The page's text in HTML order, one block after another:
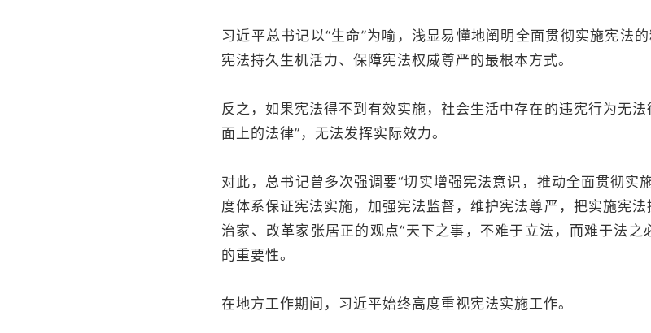
习近平总书记以“生命”为喻，浅显易懂地阐明全面贯彻实施宪法
宪法持久生机活力、保障宪法权威尊严的最根本方式。
反之，如果宪法得不到有效实施，社会生活中存在的违宪行为无
面上的法律”，无法发挥实际效力。
对此，总书记曾多次强调要“切实增强宪法意识，推动全面贯彻实
度体系保证宪法实施，加强宪法监督，维护宪法尊严，把实施宪
治家、改革家张居正的观点“天下之事，不难于立法，而难于法之
的重要性。
在地方工作期间，习近平始终高度重视宪法实施工作。